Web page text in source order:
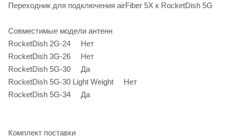
Переходник для подключения airFiber 5X к RocketDish 5G
Совместимые модели антенн
RocketDish 2G-24 Нет
RocketDish 3G-26 Нет
RocketDish 5G-30 Да
RocketDish 5G-30 Light Weight Нет
RocketDish 5G-34 Да
Комплект поставки